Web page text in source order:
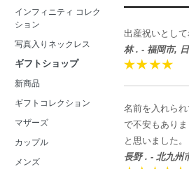
インフィニティ コレク
ション
写真入りネックレス
ギフトショップ
新商品
ギフトコレクション
マザーズ
カップル
メンズ
出産祝いとし
林 . - 福岡市,
名前を入れら
で不安もあり
と思いました。
長野 . - 北九州